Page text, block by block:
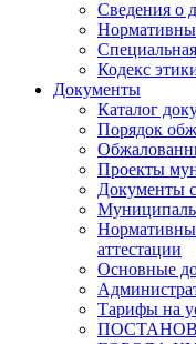
Сведения о
Кодекс
Документы
Каталог
Порядок
Проекты
Документы
аттестации
Основные
Тарифы на